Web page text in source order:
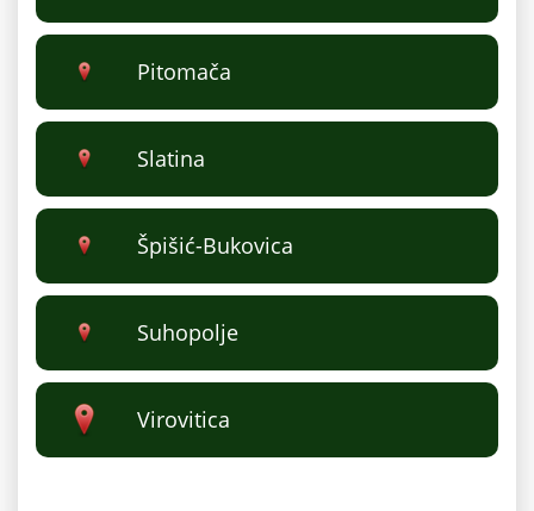
Pitomača
Slatina
Špišić-Bukovica
Suhopolje
Virovitica